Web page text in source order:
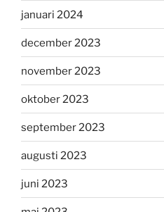
januari 2024
december 2023
november 2023
oktober 2023
september 2023
augusti 2023
juni 2023